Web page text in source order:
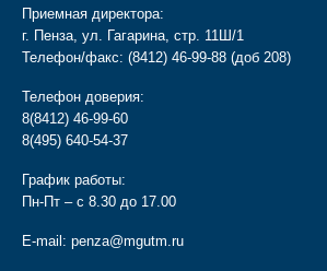
Приемная директора:
г. Пенза, ул. Гагарина, стр. 11Ш/1
Телефон/факс: (8412) 46-99-88 (доб 208)
Телефон доверия:
8(8412) 46-99-60
8(495) 640-54-37
График работы:
Пн-Пт – с 8.30 до 17.00
E-mail: penza@mgutm.ru